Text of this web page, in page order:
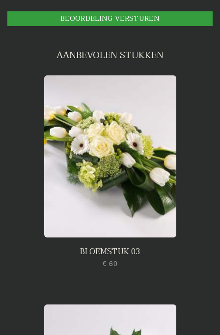
BEOORDELING VERSTUREN
AANBEVOLEN STUKKEN
BLOEMSTUK 03
€ 60